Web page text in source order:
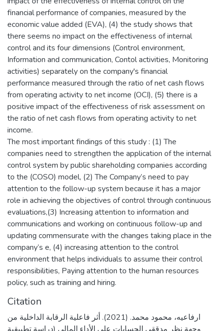
financial performance of companies, measured by the
economic value added (EVA), (4) the study shows that
there seems no impact on the effectiveness of internal
control and its four dimensions (Control environment,
Information and communication, Contol activities, Monitoring
activities) separately on the company's financial
performance measured through the ratio of net cash flows
from operating activity to net income (OCI), (5) there is a
positive impact of the effectiveness of risk assessment on
the ratio of net cash flows from operating activity to net
income.
The most important findings of this study : (1) The
companies need to strengthen the application of the internal
control system by public shareholding companies according
to the (COSO) model, (2) The Company’s need to pay
attention to the follow-up system because it has a major
role in achieving the objectives of control through continuous
evaluations,(3) Increasing attention to information and
communications and working on continuous follow-up and
updating commensurate with the changes taking place in the
company’s e, (4) increasing attention to the control
environment that helps individuals to assume their control
responsibilities, Paying attention to the human resources
policy, such as training and hiring.
Citation
ارفاعيه، محمود محمد. (2021). أثر فاعلية الرقابة الداخلية من